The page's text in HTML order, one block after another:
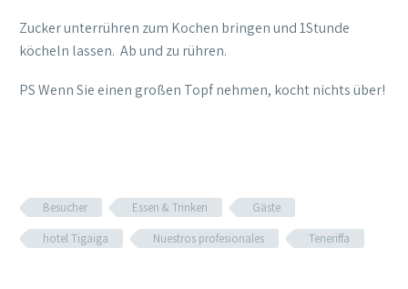
Zucker unterrühren zum Kochen bringen und 1Stunde
köcheln lassen. Ab und zu rühren.
PS Wenn Sie einen großen Topf nehmen, kocht nichts über!
Besucher Essen & Trinken
Gäste
hotel Tigaiga
Nuestros profesionales Teneriffa